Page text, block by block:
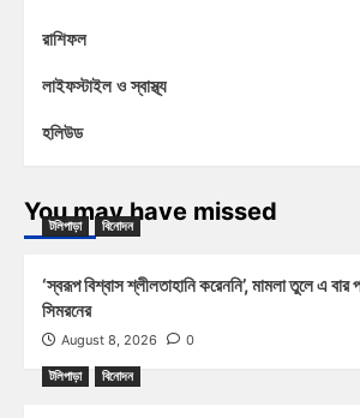
রাশিফল
লাইফস্টাইল ও স্বাস্থ্য
হলিউড
You may have missed
টলিপাড়া বিনোদন
‘স্বরূপ বিশ্বাস শ্লীলতাহানি করেননি’, মামলা তুলে এ বার
সিমরনের
August 8, 2026 0
টলিপাড়া বিনোদন